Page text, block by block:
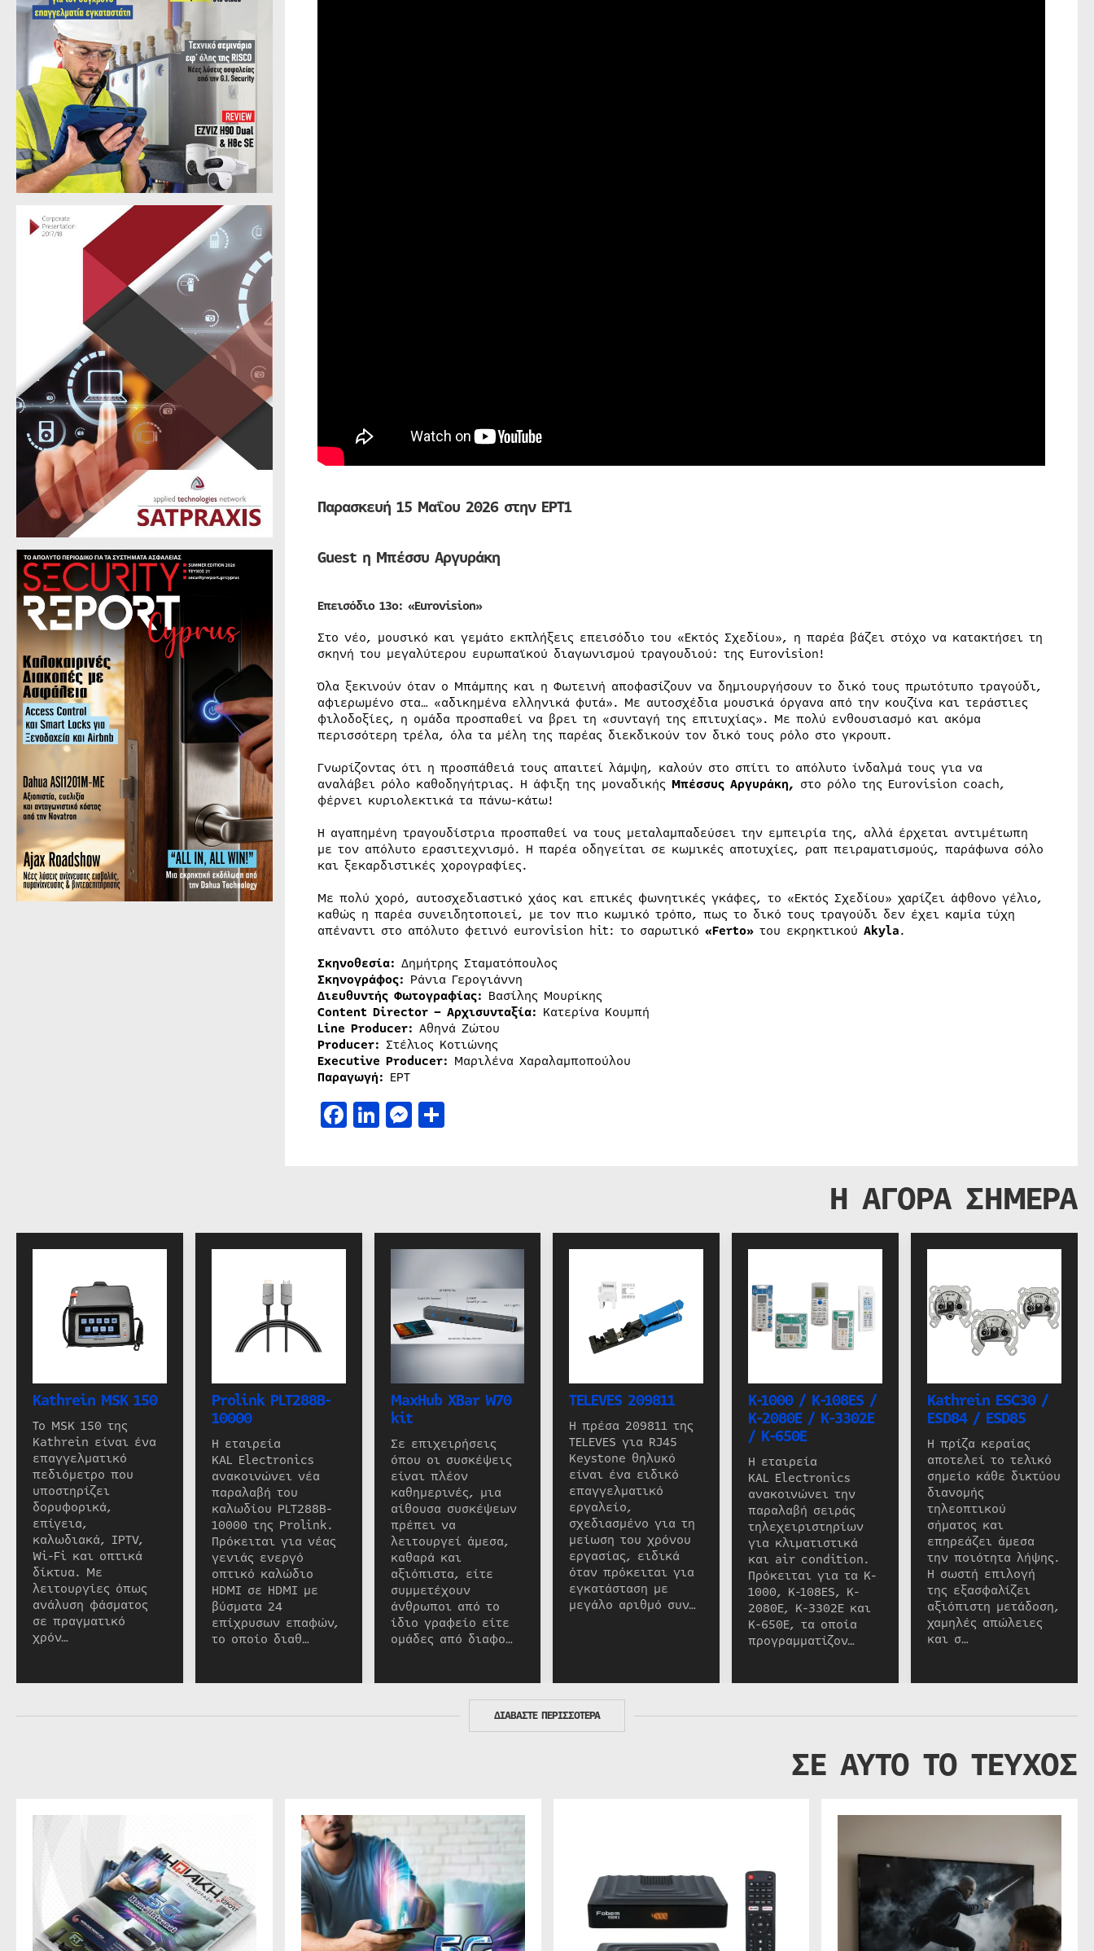
Παρασκευή 15 Μαΐου 2026 στην ΕΡΤ1
Guest η Μπέσσυ Αργυράκη
Επεισόδιο 13ο: «Eurovision»
Στο νέο, μουσικό και γεμάτο εκπλήξεις επεισόδιο του «Εκτός Σχεδίου», η παρέα βάζει στόχο να κατακτήσει τη
σκηνή του μεγαλύτερου ευρωπαϊκού διαγωνισμού τραγουδιού: της Eurovision!
Όλα ξεκινούν όταν ο Μπάμπης και η Φωτεινή αποφασίζουν να δημιουργήσουν το δικό τους πρωτότυπο τραγούδι,
αφιερωμένο στα… «αδικημένα ελληνικά φυτά». Με αυτοσχέδια μουσικά όργανα από την κουζίνα και τεράστιες
φιλοδοξίες, η ομάδα προσπαθεί να βρει τη «συνταγή της επιτυχίας». Με πολύ ενθουσιασμό και ακόμα
περισσότερη τρέλα, όλα τα μέλη της παρέας διεκδικούν τον δικό τους ρόλο στο γκρουπ.
Γνωρίζοντας ότι η προσπάθειά τους απαιτεί λάμψη, καλούν στο σπίτι το απόλυτο ίνδαλμά τους για να
αναλάβει ρόλο καθοδηγήτριας. Η άφιξη της μοναδικής Μπέσσυς Αργυράκη, στο ρόλο της Eurovision coach,
φέρνει κυριολεκτικά τα πάνω-κάτω!
Η αγαπημένη τραγουδίστρια προσπαθεί να τους μεταλαμπαδεύσει την εμπειρία της, αλλά έρχεται αντιμέτωπη
με τον απόλυτο ερασιτεχνισμό. Η παρέα οδηγείται σε κωμικές αποτυχίες, ραπ πειραματισμούς, παράφωνα σόλο
και ξεκαρδιστικές χορογραφίες.
Με πολύ χορό, αυτοσχεδιαστικό χάος και επικές φωνητικές γκάφες, το «Εκτός Σχεδίου» χαρίζει άφθονο γέλιο,
καθώς η παρέα συνειδητοποιεί, με τον πιο κωμικό τρόπο, πως το δικό τους τραγούδι δεν έχει καμία τύχη
απέναντι στο απόλυτο φετινό eurovision hit: το σαρωτικό «Ferto»του εκρηκτικού Akyla.
Σκηνοθεσία: Δημήτρης Σταματόπουλος
Σκηνογράφος: Ράνια Γερογιάννη
Διευθυντής Φωτογραφίας: Βασίλης Μουρίκης
Content Director – Αρχισυνταξία: Κατερίνα Κουμπή
Line Producer: Αθηνά Ζώτου
Producer: Στέλιος Κοτιώνης
Executive Producer: Μαριλένα Χαραλαμποπούλου
Παραγωγή: ΕΡΤ
Facebook
LinkedIn
Messenger
Μοιραστείτε
Η ΑΓΟΡΑ ΣΗΜΕΡΑ
Kathrein MSK 150
Το MSK 150 της
Kathrein είναι ένα
επαγγελματικό
πεδιόμετρο που
υποστηρίζει
δορυφορικά,
επίγεια,
καλωδιακά, IPTV,
Wi-Fi και οπτικά
δίκτυα. Με
λειτουργίες όπως
ανάλυση φάσματος
σε πραγματικό
χρόν…
Prolink PLT288B-
10000
Η εταιρεία
KAL Electronics
ανακοινώνει νέα
παραλαβή του
καλωδίου PLT288B-
10000 της Prolink.
Πρόκειται για νέας
γενιάς ενεργό
οπτικό καλώδιο
HDMI σε HDMI με
βύσματα 24
επίχρυσων επαφών,
το οποίο διαθ…
MaxHub XBar W70
kit
Σε επιχειρήσεις
όπου οι συσκέψεις
είναι πλέον
καθημερινές, μια
αίθουσα συσκέψεων
πρέπει να
λειτουργεί άμεσα,
καθαρά και
αξιόπιστα, είτε
συμμετέχουν
άνθρωποι από το
ίδιο γραφείο είτε
ομάδες από διαφο…
TELEVES 209811
Η πρέσα 209811 της
TELEVES για RJ45
Keystone θηλυκό
είναι ένα ειδικό
επαγγελματικό
εργαλείο,
σχεδιασμένο για τη
μείωση του χρόνου
εργασίας, ειδικά
όταν πρόκειται για
εγκατάσταση με
μεγάλο αριθμό συν…
K-1000 / K-108ES /
K-2080E / K-3302E
/ K-650E
Η εταιρεία
KAL Electronics
ανακοινώνει την
παραλαβή σειράς
τηλεχειριστηρίων
για κλιματιστικά
και air condition.
Πρόκειται για τα K-
1000, K-108ES, K-
2080E, K-3302E και
K-650E, τα οποία
προγραμματίζον…
Kathrein ESC30 /
ESD84 / ESD85
Η πρίζα κεραίας
αποτελεί το τελικό
σημείο κάθε δικτύου
διανομής
τηλεοπτικού
σήματος και
επηρεάζει άμεσα
την ποιότητα λήψης.
Η σωστή επιλογή
της εξασφαλίζει
αξιόπιστη μετάδοση,
χαμηλές απώλειες
και σ…
ΔΙΑΒΑΣΤΕ ΠΕΡΙΣΣΟΤΕΡΑ
ΣΕ ΑΥΤΟ ΤΟ ΤΕΥΧΟΣ